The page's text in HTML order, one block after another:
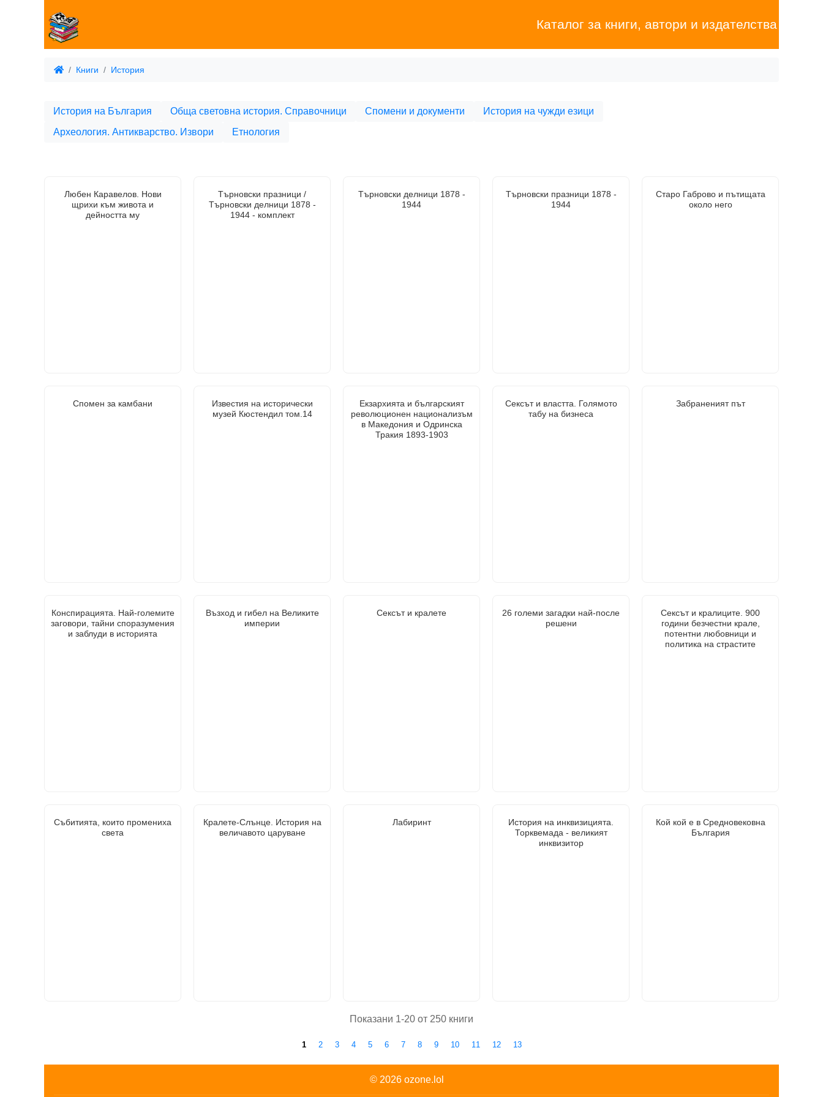
Каталог за книги, автори и издателства
Книги История
История на България Обща световна история. Справочници Спомени и документи
История на чужди езици
Археология. Антикварство. Извори
Етнология
Любен Каравелов. Нови
щрихи към живота и
дейността му
Търновски празници /
Търновски делници 1878 -
1944 - комплект
Търновски делници 1878 -
1944
Търновски празници 1878 -
1944
Старо Габрово и пътищата
около него
Спомен за камбани
Известия на исторически
музей Кюстендил том.14
Екзархията и българският
революционен национализъм
в Македония и Одринска
Тракия 1893-1903
Сексът и властта. Голямото
табу на бизнеса
Забраненият път
Конспирацията. Най-големите
заговори, тайни споразумения
и заблуди в историята
Възход и гибел на Великите
империи
Сексът и кралете
26 големи загадки най-после
решени
Сексът и кралиците. 900
години безчестни крале,
потентни любовници и
политика на страстите
Събитията, които промениха
света
Кралете-Слънце. История на
величавото царуване
Лабиринт
История на инквизицията.
Торквемада - великият
инквизитор
Кой кой е в Средновековна
България
Показани 1-20 от 250 книги
1 2 3 4 5 6 7 8 9 10 11 12 13
© 2026 ozone.lol